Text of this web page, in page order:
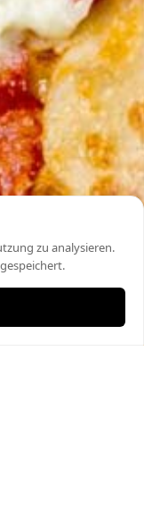
zu analysieren.